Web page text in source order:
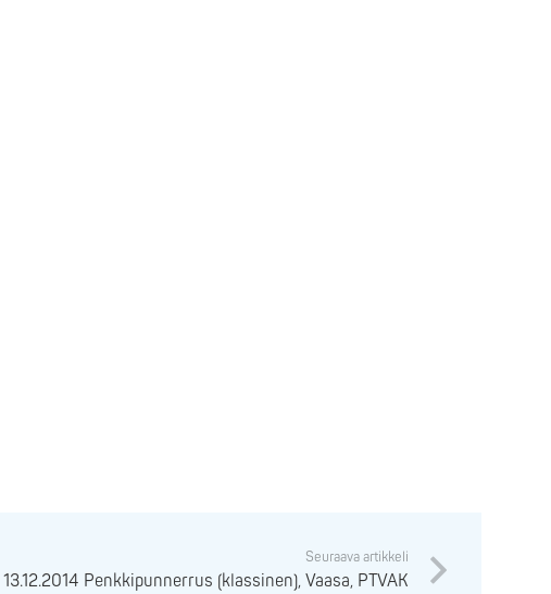
Seuraava artikkeli
13.12.2014 Penkkipunnerrus (klassinen), Vaasa, PTVAK